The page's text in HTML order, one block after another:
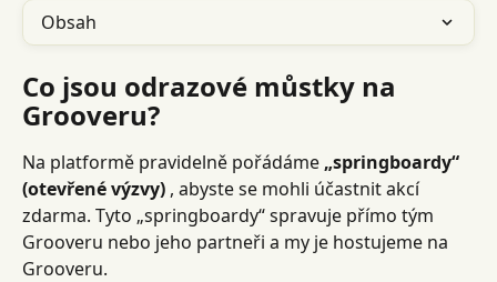
Obsah
Co jsou odrazové můstky na
Grooveru?
Na platformě pravidelně pořádáme „springboardy“
(otevřené výzvy) , abyste se mohli účastnit akcí
zdarma. Tyto „springboardy“ spravuje přímo tým
Grooveru nebo jeho partneři a my je hostujeme na
Grooveru.